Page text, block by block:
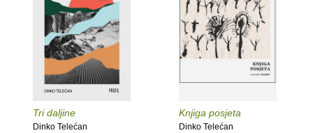
Tri daljine
Dinko Telećan
Knjiga posjeta
Dinko Telećan